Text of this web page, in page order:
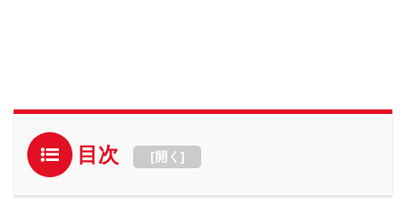
目次 [開く ]